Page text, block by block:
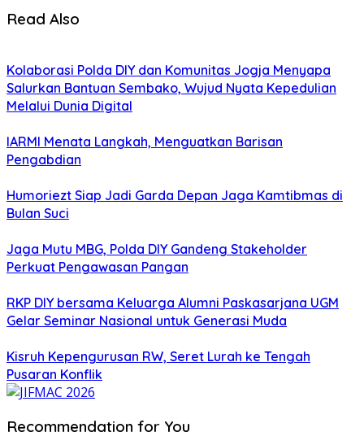
Read Also
Kolaborasi Polda DIY dan Komunitas Jogja Menyapa
Salurkan Bantuan Sembako, Wujud Nyata Kepedulian
Melalui Dunia Digital
IARMI Menata Langkah, Menguatkan Barisan
Pengabdian
Humoriezt Siap Jadi Garda Depan Jaga Kamtibmas di
Bulan Suci
Jaga Mutu MBG, Polda DIY Gandeng Stakeholder
Perkuat Pengawasan Pangan
RKP DIY bersama Keluarga Alumni Paskasarjana UGM
Gelar Seminar Nasional untuk Generasi Muda
Kisruh Kepengurusan RW, Seret Lurah ke Tengah
Pusaran Konflik
Recommendation for You